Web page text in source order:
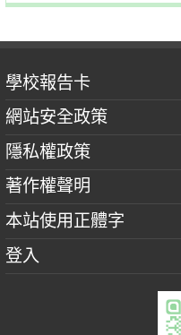
學校報告卡
網站安全政策
隱私權政策
著作權聲明
本站使用正體字
登入